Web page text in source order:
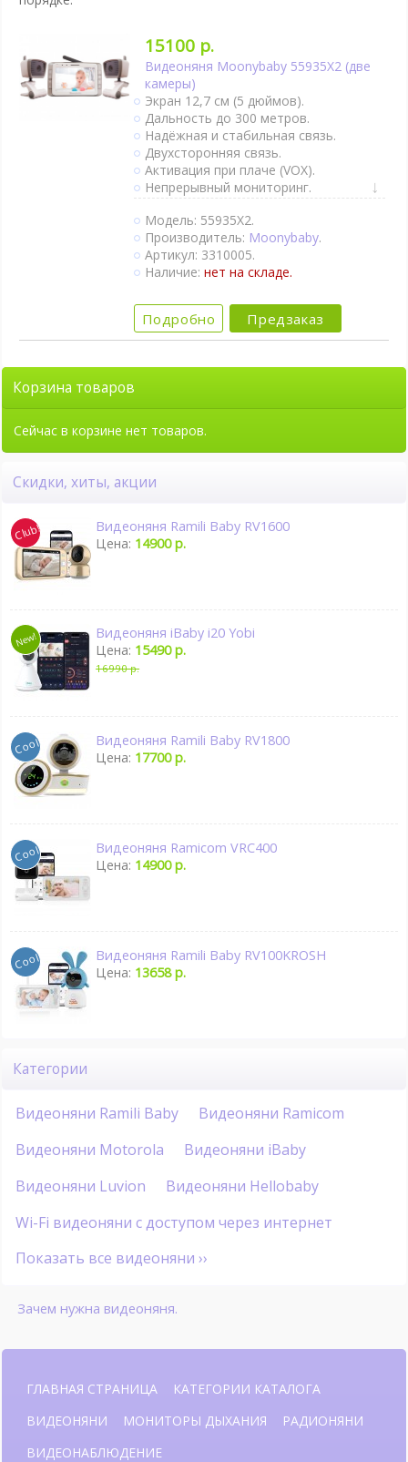
15100 р.
Видеоняня Moonybaby 55935X2 (две
камеры)
Экран 12,7 см (5 дюймов).
Дальность до 300 метров.
Надёжная и стабильная связь.
Двухсторонняя связь.
Активация при плаче (VOX).
Непрерывный мониторинг.
Оповещение об изменении
температуры.
Колыбельные мелодии.
Крепление на стене.
2 камеры в комплекте.
Модель: 55935X2.
Производитель: Moonybaby.
Артикул: 3310005.
Наличие:нет на складе.
Подробно Предзаказ
Корзина товаров
Сейчас в корзине нет товаров.
Скидки, хиты, акции
Видеоняня Ramili Baby RV1600
Цена: 14900 р.
Видеоняня iBaby i20 Yobi
Цена: 15490 р.
16990 р.
Видеоняня Ramili Baby RV1800
Цена: 17700 р.
Видеоняня Ramicom VRC400
Цена: 14900 р.
Видеоняня Ramili Baby RV100KROSH
Цена: 13658 р.
Категории
Видеоняни Ramili Baby
Видеоняни Ramicom
Видеоняни Motorola
Видеоняни iBaby
Видеоняни Luvion
Видеоняни Hellobaby
Wi-Fi видеоняни с доступом через интернет
Показать все видеоняни ››
Зачем нужна видеоняня.
ГЛАВНАЯ СТРАНИЦА
КАТЕГОРИИ КАТАЛОГА
ВИДЕОНЯНИ
МОНИТОРЫ ДЫХАНИЯ
РАДИОНЯНИ
ВИДЕОНАБЛЮДЕНИЕ